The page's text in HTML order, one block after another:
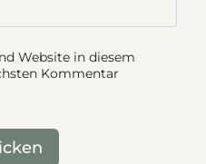
Website in diesem
Kommentar